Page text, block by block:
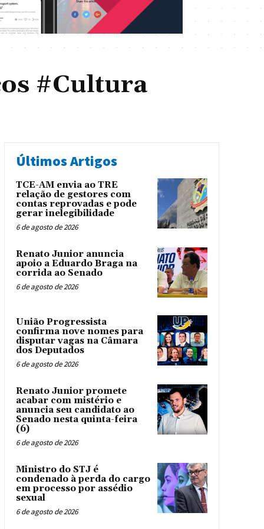
#Cultura
Últimos Artigos
TCE-AM envia ao TRE
relação de gestores com
contas reprovadas e pode
gerar inelegibilidade
6 de agosto de 2026
Renato Junior anuncia
apoio a Eduardo Braga na
corrida ao Senado
6 de agosto de 2026
União Progressista
confirma nove nomes para
disputar vagas na Câmara
dos Deputados
6 de agosto de 2026
Renato Junior promete
acabar com mistério e
anuncia seu candidato ao
Senado nesta quinta-feira
(6)
6 de agosto de 2026
Ministro do STJ é
condenado à perda do cargo
em processo por assédio
sexual
6 de agosto de 2026